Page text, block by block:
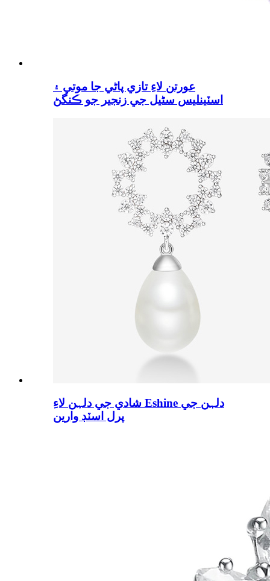
عورتن لاءِ تازي پاڻي جا موتي ۽
اسٽينلیس سٹیل جي زنجير جو ڪنگڻ
شادي جي دلہن لاءِ Eshine دلہن جي
پرل اسٽڊ وارين